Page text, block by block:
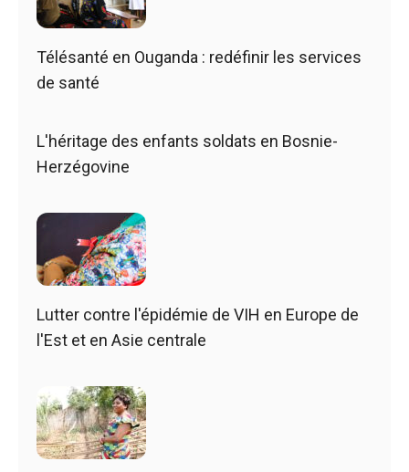
Télésanté en Ouganda : redéfinir les services
de santé
L'héritage des enfants soldats en Bosnie-
Herzégovine
Lutter contre l'épidémie de VIH en Europe de
l'Est et en Asie centrale